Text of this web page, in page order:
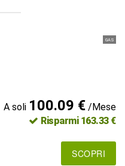
GAS
A soli 100.09 €/Mese
Risparmi 163.33 €
SCOPRI